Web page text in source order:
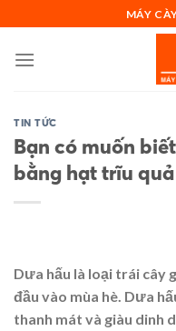
to
content
MÁY
TIN TỨC
Bạn có muốn
bằng hạt trĩu quả
Dưa hấu là loại trái cây
đầu vào mùa hè. Dưa
thanh mát và giàu dinh